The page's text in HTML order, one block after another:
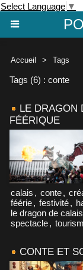
Select Language ▼
Accueil > Tags
Tags (6) : conte
LE DRAGON
FÉÉRIQUE
calais , conte,
féérie, festivité,
le dragon de calais
spectacle,
CONTE ET